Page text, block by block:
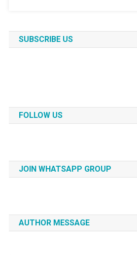
SUBSCRIBE US
FOLLOW US
JOIN WHATSAPP GROUP
AUTHOR MESSAGE